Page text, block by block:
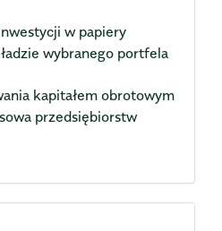
w papiery
wybranego portfela
kapitałem obrotowym
przedsiębiorstw